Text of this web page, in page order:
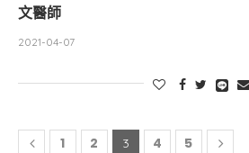
文醫師
2021-04-07
1 2 3 4 5